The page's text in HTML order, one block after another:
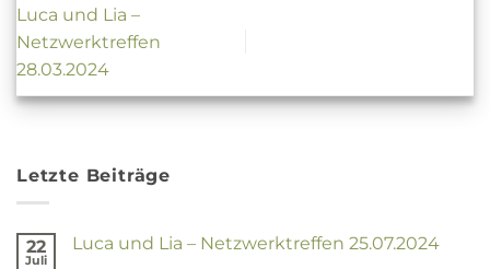
Luca und Lia –
Netzwerktreffen
28.03.2024
Letzte Beiträge
22
Juli
Luca und Lia – Netzwerktreffen 25.07.2024